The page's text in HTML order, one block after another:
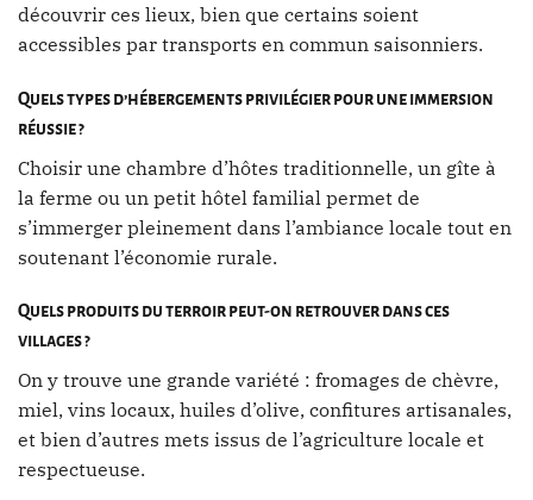
découvrir ces lieux, bien que certains soient
accessibles par transports en commun saisonniers.
Quels types d’hébergements privilégier pour une immersion
réussie ?
Choisir une chambre d’hôtes traditionnelle, un gîte à
la ferme ou un petit hôtel familial permet de
s’immerger pleinement dans l’ambiance locale tout en
soutenant l’économie rurale.
Quels produits du terroir peut-on retrouver dans ces
villages ?
On y trouve une grande variété : fromages de chèvre,
miel, vins locaux, huiles d’olive, confitures artisanales,
et bien d’autres mets issus de l’agriculture locale et
respectueuse.